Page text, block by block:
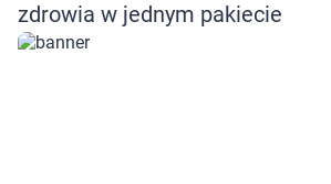
Sprzęt medyczny
zdrowia w jednym pakiecie